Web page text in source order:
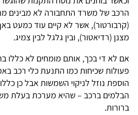
הרכב של משרד התחבורה לא מבינים
(קרבורטור), אשר לא קיים עוד כמעט
מצנן (רדיאטור), ובין גלגל לבין צמיג.
אם לא די בכך, אותם מומחים לא כללו
פעולות שכיחות כמו התנעת כלי רכב
הוספת נוזל לניקוי השמשות אבל כן
הבלמים ברכב – שהיא מערכת בעלת
ברורות.